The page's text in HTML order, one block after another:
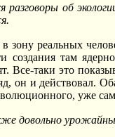
об
зону реальных
создания там
Все-таки это
он и действовал.
уже
довольно